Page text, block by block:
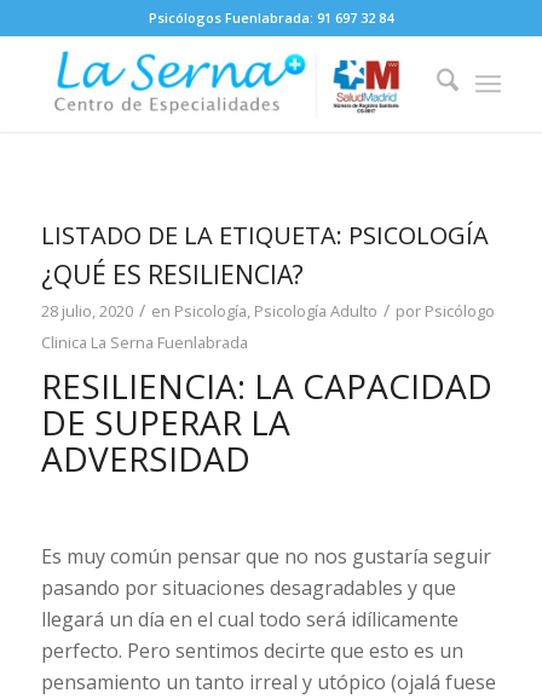
Psicólogos Fuenlabrada: 91 697 32 84
LISTADO DE LA ETIQUETA: PSICOLOGÍA
¿QUÉ ES RESILIENCIA?
28 julio, 2020 / en Psicología, Psicología Adulto / por Psicólogo
Clinica La Serna Fuenlabrada
RESILIENCIA: LA CAPACIDAD
DE SUPERAR LA
ADVERSIDAD
Es muy común pensar que no nos gustaría seguir
pasando por situaciones desagradables y que
llegará un día en el cual todo será idílicamente
perfecto. Pero sentimos decirte que esto es un
pensamiento un tanto irreal y utópico (ojalá fuese